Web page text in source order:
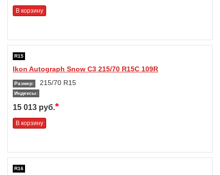
В корзину
R15
Ikon Autograph Snow C3 215/70 R15C 109R
Размер: 215/70 R15
Индексы:
15 013 руб.*
В корзину
R16